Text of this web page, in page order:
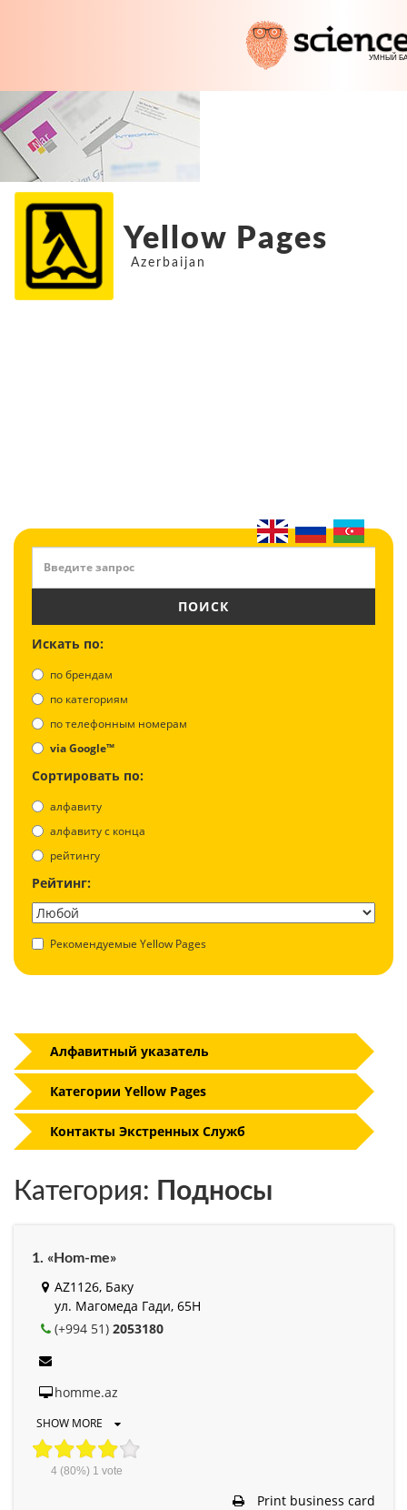
Yellow Pages
Azerbaijan
ПОИСК
Искать по:
по брендам
по категориям
по телефонным номерам
via Google™
Сортировать по:
алфавиту
aлфавиту с конца
рейтингу
Рейтинг:
Рекомендуемые Yellow Pages
Категория: Подносы
1. «Hom-me»
AZ1126, Баку
ул. Магомеда Гади, 65H
(+994 51) 2053180
homme.az
SHOW MORE
4(80%) 1 vote
Print business card
Алфавитный указатель
Категории Yellow Pages
Контакты Экстренных Служб